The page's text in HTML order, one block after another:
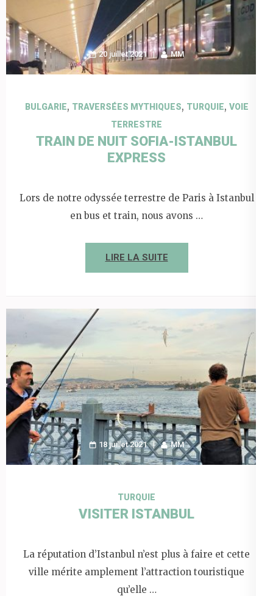
20 juillet 2021 MM
BULGARIE, TRAVERSÉES MYTHIQUES, TURQUIE, VOIE
TERRESTRE
TRAIN DE NUIT SOFIA-ISTANBUL
EXPRESS
Lors de notre odyssée terrestre de Paris à Istanbul
en bus et train, nous avons …
LIRE LA SUITE
18 juillet 2021 MM
TURQUIE
VISITER ISTANBUL
La réputation d’Istanbul n’est plus à faire et cette
ville mérite amplement l’attraction touristique
qu’elle …